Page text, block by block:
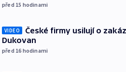
před 15 hodinami
VIDEO
České firmy usilují o
Dukovan
před 16 hodinami